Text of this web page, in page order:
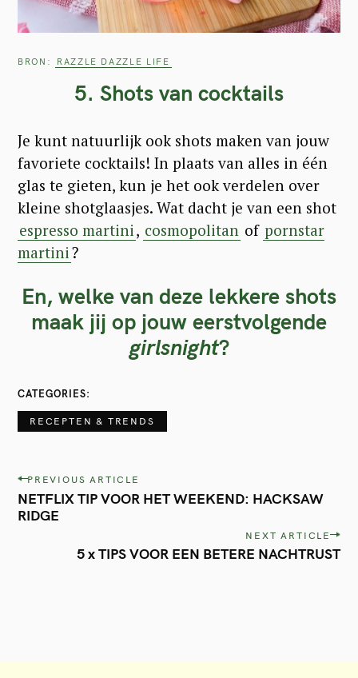
BRON: RAZZLE DAZZLE LIFE
5. Shots van cocktails
Je kunt natuurlijk ook shots maken van jouw
favoriete cocktails! In plaats van alles in één
glas te gieten, kun je het ook verdelen over
kleine shotglaasjes. Wat dacht je van een shot
espresso martini, cosmopolitan of pornstar
martini?
En, welke van deze lekkere shots
maak jij op jouw eerstvolgende
girlsnight?
CATEGORIES
RECEPTEN & TRENDS
P
o
PREVIOUS ARTICLE
NETFLIX TIP VOOR HET WEEKEND: HACKSAW
RIDGE
NEXT ARTICLE
5 x TIPS VOOR EEN BETERE NACHTRUST
h
f
o